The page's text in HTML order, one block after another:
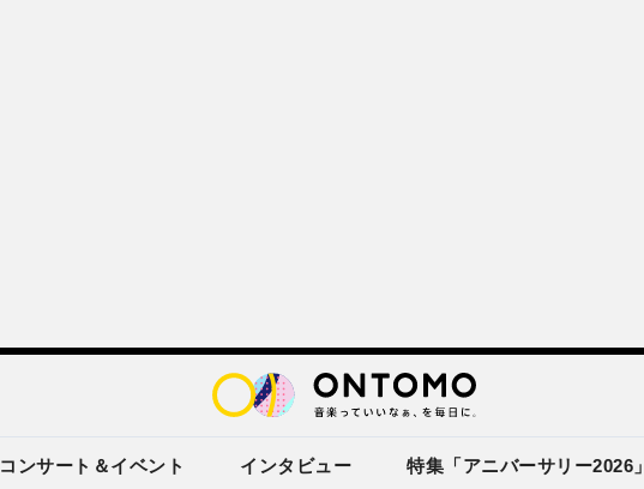
コンサート＆イベント インタビュー 特集「アニバーサリー2026」